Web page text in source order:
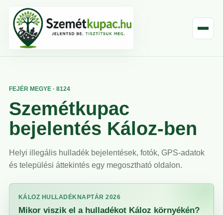
FEJÉR MEGYE · 8124
Szemétkupac
bejelentés Káloz-ben
Helyi illegális hulladék bejelentések, fotók, GPS-adatok
és települési áttekintés egy megosztható oldalon.
KÁLOZ HULLADÉKNAPTÁR 2026
Mikor viszik el a hulladékot Káloz környékén?